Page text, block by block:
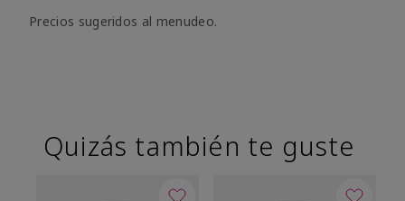
Precios sugeridos al menudeo.
Quizás también te guste